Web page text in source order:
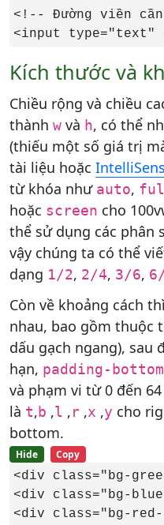
<!-- Đường viền
<input type="text"
Kích thước và
Chiều rộng và chiều
thành w và h, có thể
(thiếu một số giá trị
tài liệu hoặc
từ khóa như auto,
hoặc screen cho
thể sử dụng các phân
vậy chúng ta có thể
dạng 1/2, 2/4, 3/6,
Còn về khoảng cách
nhau, bao gồm thuộc
dấu gạch ngang), sau
hạn, padding-
và phạm vi từ 0 đến
là t,b ,l ,r ,x ,y cho
bottom.
Hide Copy
<div class="bg-
<div class="bg-
<div class="bg-